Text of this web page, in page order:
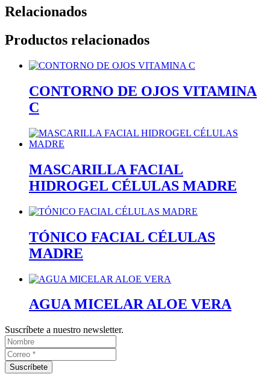
Relacionados
Productos relacionados
CONTORNO DE OJOS VITAMINA
C
MASCARILLA FACIAL
HIDROGEL CÉLULAS MADRE
TÓNICO FACIAL CÉLULAS
MADRE
AGUA MICELAR ALOE VERA
Suscríbete a nuestro newsletter.
Suscríbete